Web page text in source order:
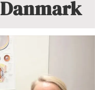
Danmark